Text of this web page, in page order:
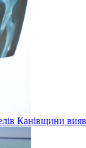
Канівщини